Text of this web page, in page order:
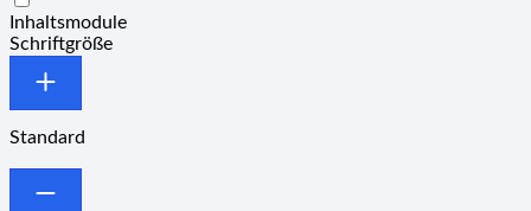
Inhaltsmodule
Schriftgröße
Standard